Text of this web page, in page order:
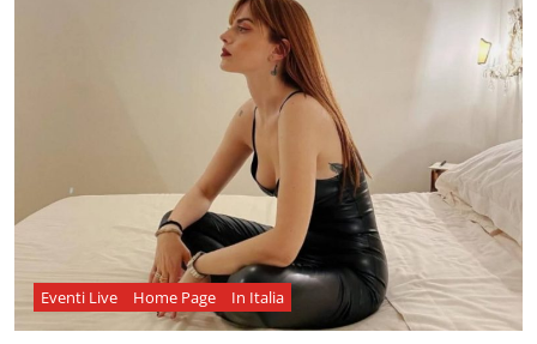
Eventi Live Home Page In Italia